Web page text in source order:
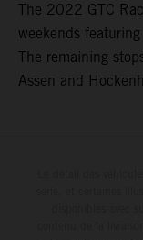
The 2022 GTC
weekends
The remaining
Assen and